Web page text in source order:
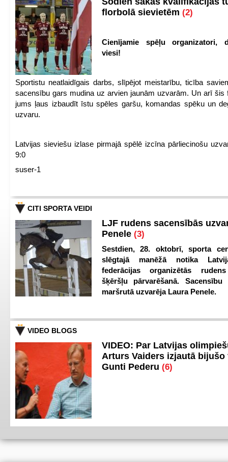
florbolā sievietēm (2)
Cienījamie spēļu organizatori,
viesi!
Sportistu neatlaidīgais darbs, slīpējot meistarību, ticība
sacensību gars mudina uz arvien jaunām uzvarām. Un arī šis
jums ļaus izbaudīt īstu spēles garšu, komandas spēku un
uzvaru.
Latvijas sieviešu izlase pirmajā spēlē izcīna pārliecinošu
9:0
suser-1
CITI SPORTA VEIDI
LJF rudens sacensībās
Penele (3)
Sestdien, 28. oktobrī, sporta
slēgtajā manēžā notika
federācijas organizētās
šķēršļu pārvarēšanā. Sacensību
maršrutā uzvarēja Laura Penele.
VIDEO BLOGS
VIDEO: Par Latvijas
Arturs Vaiders izjautā bijušo
Gunti Pederu (6)